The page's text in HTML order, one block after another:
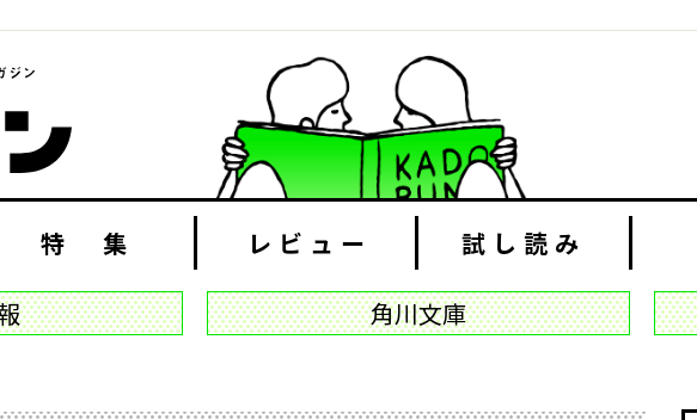
特 集 レビュー 試し読み
角川文庫